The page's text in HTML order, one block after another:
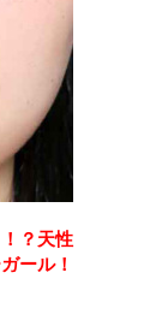
？天性
ール！